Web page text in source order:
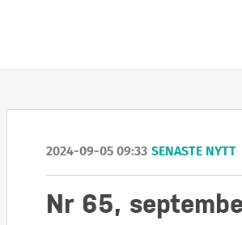
2024-09-05 09:33 SENASTE NYTT
Nr 65,